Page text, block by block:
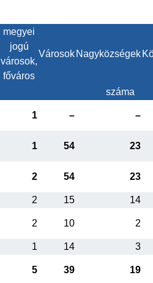
megyei
jogú
városok,
főváros
Városok Nagyközségek
száma
1 – –
1 54 23
2 54 23
2 15
14
2 10 2
1 14
3
5 39 19